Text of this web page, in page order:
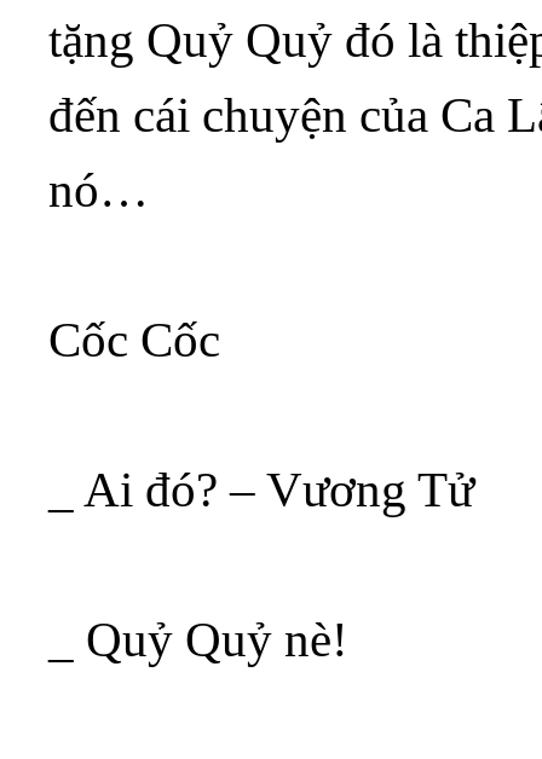
tặng Quỷ Quỷ đó là
đến cái chuyện của Ca
nó…
Cốc Cốc
_ Ai đó? – Vương Tử
_ Quỷ Quỷ nè!